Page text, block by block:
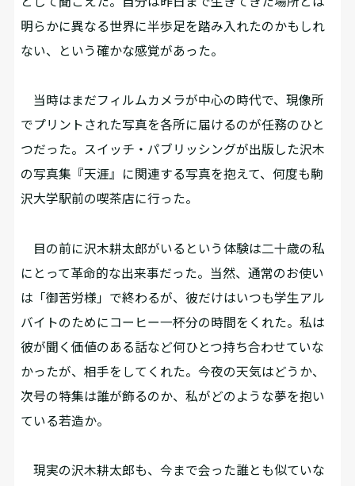
明らかに異なる世界に半歩足を踏み入れたのかもしれ
ない、という確かな感覚があった。
当時はまだフィルムカメラが中心の時代で、現像所
でプリントされた写真を各所に届けるのが任務のひと
つだった。スイッチ・パブリッシングが出版した沢木
の写真集『天涯』に関連する写真を抱えて、何度も駒
沢大学駅前の喫茶店に行った。
目の前に沢木耕太郎がいるという体験は二十歳の私
にとって革命的な出来事だった。当然、通常のお使い
は「御苦労様」で終わるが、彼だけはいつも学生アル
バイトのためにコーヒー一杯分の時間をくれた。私は
彼が聞く価値のある話など何ひとつ持ち合わせていな
かったが、相手をしてくれた。今夜の天気はどうか、
次号の特集は誰が飾るのか、私がどのような夢を抱い
ている若造か。
現実の沢木耕太郎も、今まで会った誰とも似ていな